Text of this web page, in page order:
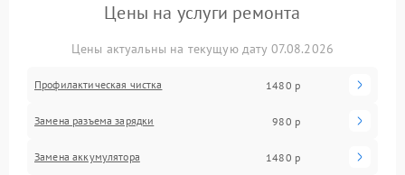
Цены на услуги ремонта
Цены актуальны на текущую дату 07.08.2026
Профилактическая чистка 1480 р
Замена разъема зарядки 980 р
Замена аккумулятора 1480 р